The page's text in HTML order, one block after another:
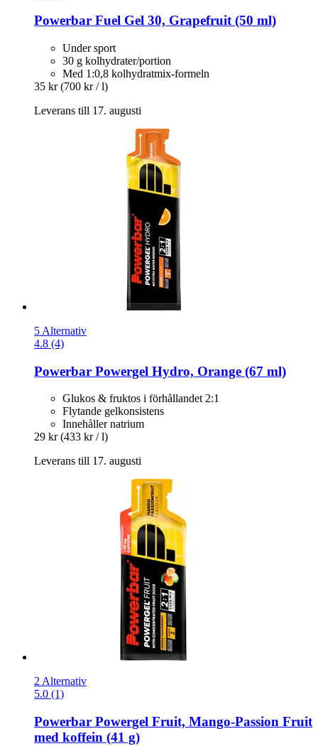
Powerbar Fuel Gel 30, Grapefruit (50 ml)
Under sport
30 g kolhydrater/portion
Med 1:0,8 kolhydratmix-formeln
35 kr (700 kr / l)
Leverans till 17. augusti
5 Alternativ
4.8 (4)
Powerbar Powergel Hydro, Orange (67 ml)
Glukos & fruktos i förhållandet 2:1
Flytande gelkonsistens
Innehåller natrium
29 kr (433 kr / l)
Leverans till 17. augusti
2 Alternativ
5.0 (1)
Powerbar Powergel Fruit, Mango-​Passion Fruit
med koffein (41 g)